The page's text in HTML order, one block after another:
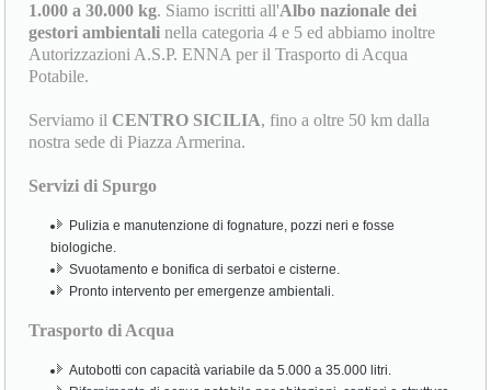
1.000 a 30.000 kg. Siamo iscritti all'Albo nazionale dei
gestori ambientali nella categoria 4 e 5 ed abbiamo inoltre
Autorizzazioni A.S.P. ENNA per il Trasporto di Acqua
Potabile.
Serviamo il CENTRO SICILIA, fino a oltre 50 km dalla
nostra sede di Piazza Armerina.
Servizi di Spurgo
Pulizia e manutenzione di fognature, pozzi neri e fosse
biologiche.
Svuotamento e bonifica di serbatoi e cisterne.
Pronto intervento per emergenze ambientali.
Trasporto di Acqua
Autobotti con capacità variabile da 5.000 a 35.000 litri.